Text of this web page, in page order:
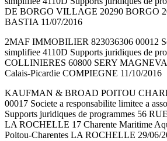
DE BORGO VILLAGE 20290 BORGO
BASTIA 11/07/2016
2MAF IMMOBILIER 823036306 00012
simplifiee 4110D Supports juridiques de
COLLINIERES 60800 SERY
Calais-Picardie COMPIEGNE 11/10/2016
KAUFMAN & BROAD POITOU
00017 Societe a responsabilite limitee a
Supports juridiques de programmes 56
LA ROCHELLE 17 Charente Maritime
Poitou-Charentes LA ROCHELLE 29/06/